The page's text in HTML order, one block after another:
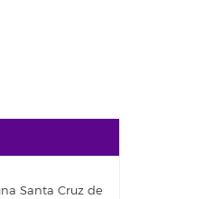
Santa Cruz de